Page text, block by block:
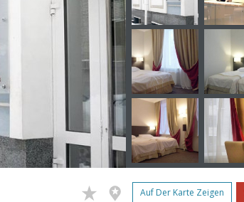
Auf Der Karte Zeigen